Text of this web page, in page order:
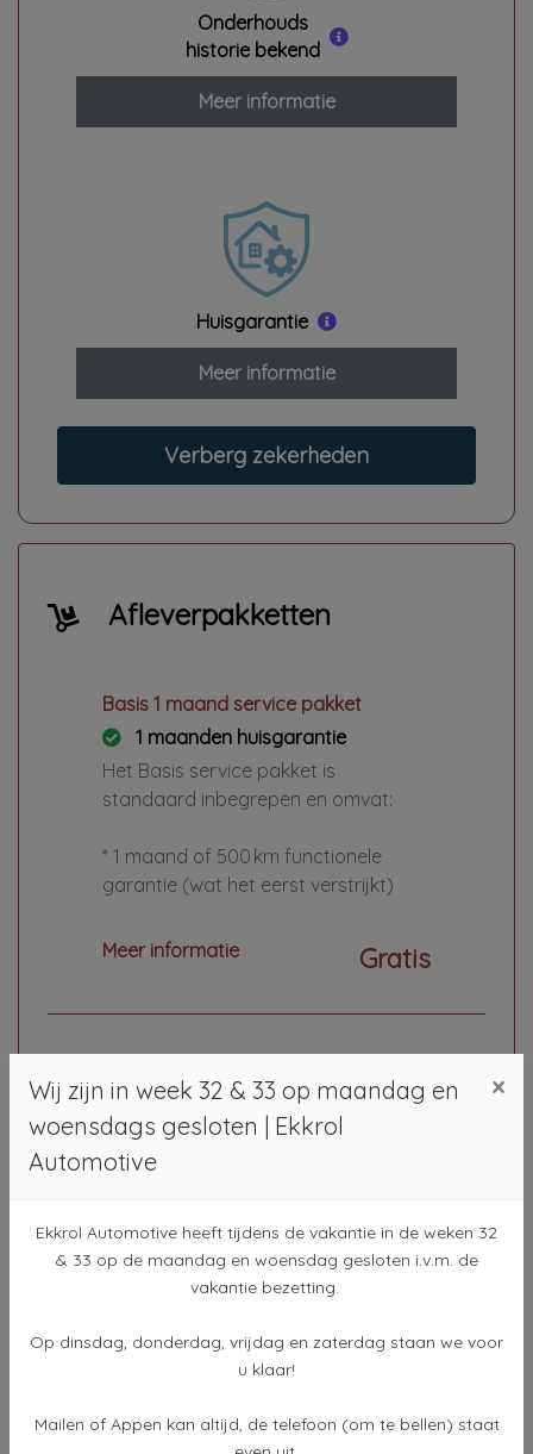
Onderhouds
historie bekend
Meer informatie
Huisgarantie
Meer informatie
Verberg zekerheden
Afleverpakketten
Basis 1 maand service pakket
1 maanden huisgarantie
Het Basis service pakket is
standaard inbegrepen en omvat:
* 1 maand of 500 km functionele
garantie (wat het eerst verstrijkt)
*Aflevering in huidige staat incl.
*Controle vloeistoffen &
bandenspanning
*Géén brandstof, garantie of
*Géén verzekerings‑ of
financieringsvoorstel
* Optioneel professionele poetsbeurt
interieur + exterieur
Meer informatie Gratis
Comfort 3 maanden service pakket
3 maanden huisgarantie
Het Comfort 3 maanden service
*3 maanden of 5.000 km functionele
garantie (wat het eerst verstrijkt)
*Minimaal 6 maanden geldige APK
*Algehele inspectie & afleverbeurt
Meer informatie € 695,-
Wij zijn in week 32 & 33 op maandag en
woensdags gesloten | Ekkrol
Automotive
×
Ekkrol Automotive heeft tijdens de vakantie in de weken 32
& 33 op de maandag en woensdag gesloten i.v.m. de
vakantie bezetting.
Op dinsdag, donderdag, vrijdag en zaterdag staan we voor
u klaar!
Mailen of Appen kan altijd, de telefoon (om te bellen) staat